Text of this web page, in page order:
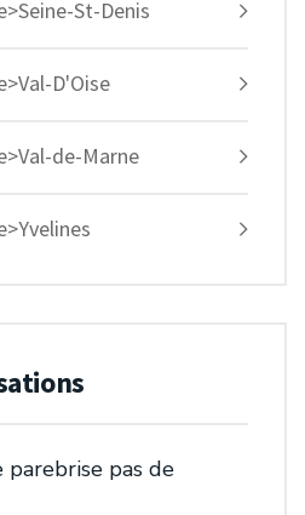
St-Denis
D'Oise
de-Marne
pas de